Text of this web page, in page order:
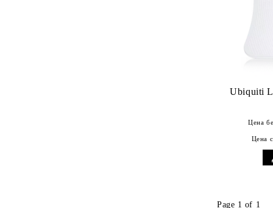
Ubiquiti
Цена
Цена
Page 1 of 1